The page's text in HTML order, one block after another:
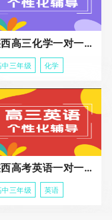
陕西高三化学一对一个性化辅导课程
中三年级 化学
陕西高考英语一对一冲刺课程
中三年级 英语